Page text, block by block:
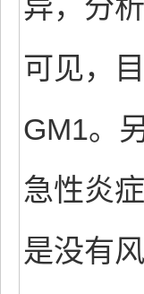
异，分
可见，
GM1。
急性炎
是没有